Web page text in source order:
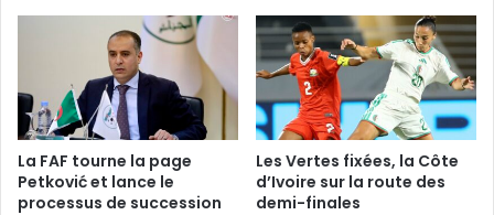
La FAF tourne la page
Petković et lance le
processus de succession
Les Vertes fixées, la Côte
d’Ivoire sur la route des
demi-finales